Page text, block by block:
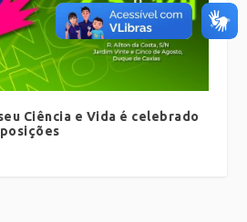
Ciência e Vida é celebrado